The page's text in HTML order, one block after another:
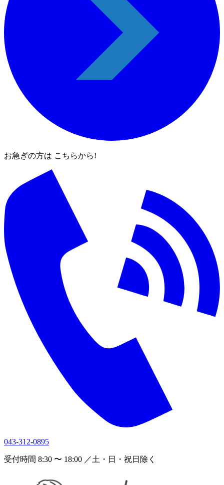
お急ぎの方は こちらから!
043-312-0895
受付時間 8:30 〜 18:00 ／土・日・祝日除く